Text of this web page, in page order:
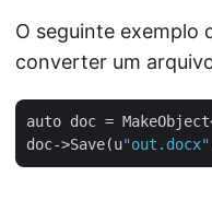
O seguinte exemplo
converter um
auto doc =
doc->Save(u"out.docx"